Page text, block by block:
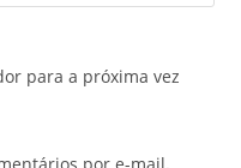
para a próxima vez